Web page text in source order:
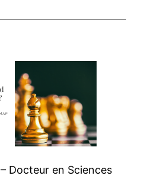
– Docteur en Sciences